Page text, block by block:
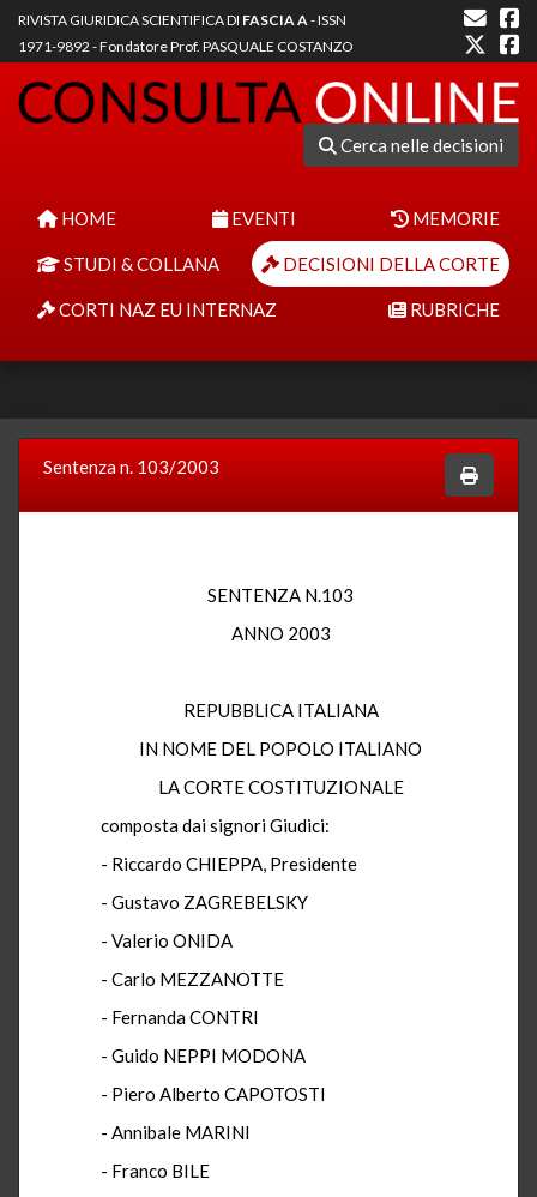
RIVISTA GIURIDICA SCIENTIFICA DI FASCIA A- ISSN
1971-9892 - Fondatore Prof. PASQUALE COSTANZO
Cerca nelle decisioni
HOME EVENTI MEMORIE
STUDI & COLLANA DECISIONI DELLA CORTE
CORTI NAZ EU INTERNAZ RUBRICHE
Sentenza n. 103/2003
SENTENZA N.103
ANNO 2003
REPUBBLICA ITALIANA
IN NOME DEL POPOLO ITALIANO
LA CORTE COSTITUZIONALE
composta dai signori Giudici:
- Riccardo CHIEPPA, Presidente
- Gustavo ZAGREBELSKY
- Valerio ONIDA
- Carlo MEZZANOTTE
- Fernanda CONTRI
- Guido NEPPI MODONA
- Piero Alberto CAPOTOSTI
- Annibale MARINI
- Franco BILE